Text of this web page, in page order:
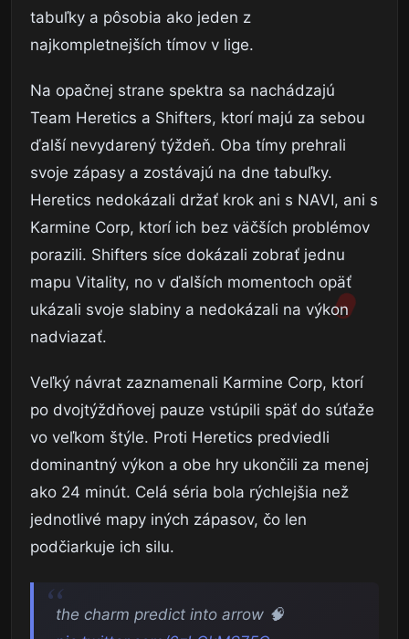
tabuľky a pôsobia ako jeden z
najkompletnejších tímov v lige.
Na opačnej strane spektra sa nachádzajú
Team Heretics a Shifters, ktorí majú za sebou
ďalší nevydarený týždeň. Oba tímy prehrali
svoje zápasy a zostávajú na dne tabuľky.
Heretics nedokázali držať krok ani s NAVI, ani s
Karmine Corp, ktorí ich bez väčších problémov
porazili. Shifters síce dokázali zobrať jednu
mapu Vitality, no v ďalších momentoch opäť
ukázali svoje slabiny a nedokázali na výkon
nadviazať.
Veľký návrat zaznamenali Karmine Corp, ktorí
po dvojtýždňovej pauze vstúpili späť do súťaže
vo veľkom štýle. Proti Heretics predviedli
dominantný výkon a obe hry ukončili za menej
ako 24 minút. Celá séria bola rýchlejšia než
jednotlivé mapy iných zápasov, čo len
podčiarkuje ich silu.
the charm predict into arrow 🧠